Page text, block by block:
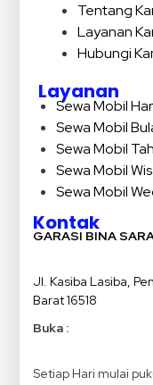
Tentang
Layanan
Hubungi
Layanan
Sewa Mobil
Sewa Mobil
Sewa Mobil
Sewa Mobil
Sewa Mobil
Kontak
GARASI BINA
Jl. Kasiba Lasiba,
Barat 16518
Buka :
Setiap Hari mulai